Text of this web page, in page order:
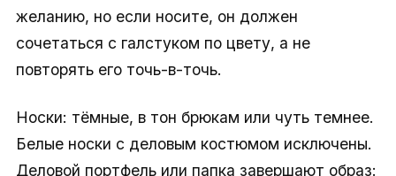
желанию, но если носите, он должен
сочетаться с галстуком по цвету, а не
повторять его точь-в-точь.
Носки: тёмные, в тон брюкам или чуть темнее.
Белые носки с деловым костюмом исключены.
Деловой портфель или папка завершают образ: